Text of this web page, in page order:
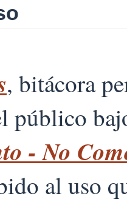
, bitácora
público
- No
al uso